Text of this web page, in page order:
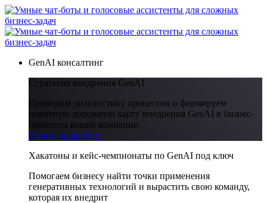
GenAI консалтинг
Стратегия внедрения GenAI
Проводим диагностику процессов и формируем
понятную дорожную карту внедрения GenAI в бизнес-
процессы вашей компании
Узнать подробнее
Хакатоны и кейс-чемпионаты по GenAI под ключ
Помогаем бизнесу найти точки применения
генеративных технологий и вырастить свою команду,
которая их внедрит